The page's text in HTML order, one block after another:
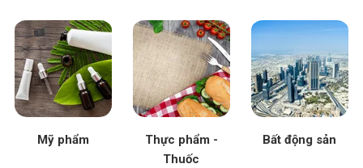
Mỹ phẩm
Thực phẩm -
Thuốc
Bất động sản